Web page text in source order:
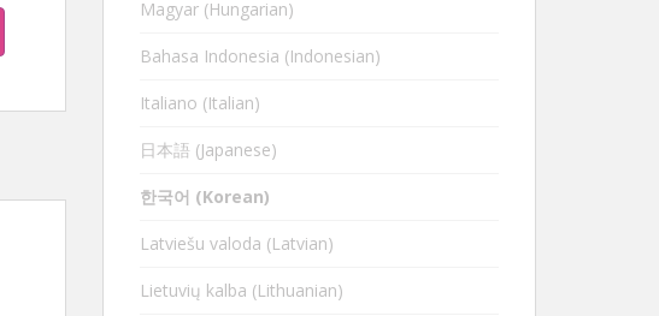
Magyar (Hungarian)
Bahasa Indonesia (Indonesian)
Italiano (Italian)
日本語 (Japanese)
한국어 (Korean)
Latviešu valoda (Latvian)
Lietuvių kalba (Lithuanian)